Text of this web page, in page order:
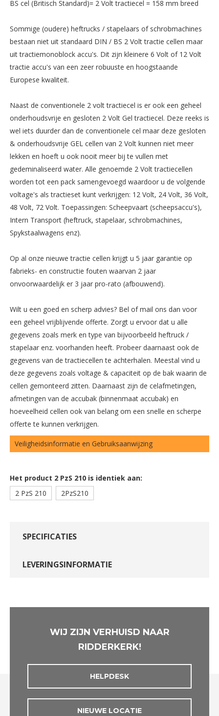
BS cel (Britisch Standard)= 2 Volt tractiecel = 158 mm breed
Sommige (oudere) heftrucks / stapelaars of schrobmachines
bestaan niet uit standaard DIN / BS 2 Volt tractie cellen maar
uit tractiemonoblock accu's. Dit zijn kleinere 6 Volt of 12 Volt
tractie accu's van een zeer robuuste en hoogstaande
Europese kwaliteit.
Naast de conventionele 2 volt tractiecel is er ook een geheel
onderhoudsvrije en gesloten 2 Volt Gel tractiecel. Deze reeks is
wel iets duurder dan de conventionele cel maar deze gesloten
& onderhoudsvrije GEL cellen van 2 Volt kunnen niet meer
lekken en hoeft u ook nooit meer bij te vullen met
gedeminaliseerd water. Alle genoemde 2 Volt tractiecellen
worden tot een pack samengevoegd waardoor u de volgende
voltage's als tractieset kunt verkrijgen: 12 Volt, 24 Volt, 36 Volt,
48 Volt, 72 Volt. Toepassingen: Scheepvaart (scheepsaccu's),
Intern Transport (heftruck, stapelaar, schrobmachines,
Spykstaalwagens enz).
Op al onze nieuwe tractie cellen krijgt u 5 jaar garantie op
fabrieks- en constructie fouten waarvan 2 jaar
onvoorwaardelijk er 3 jaar pro-rato (afbouwend).
Wilt u een goed en scherp advies? Bel of mail ons dan voor
een geheel vrijblijvende offerte. Zorgt u ervoor dat u alle
gegevens zoals merk en type van bijvoorbeeld heftruck /
stapelaar enz. voorhanden heeft. Probeer daarnaast ook de
gegevens van de tractiecellen te achterhalen. Meestal vind u
deze gegevens zoals voltage & capaciteit op de bak waarin de
cellen gemonteerd zitten. Daarnaast zijn de celafmetingen,
afmetingen van de accubak (binnenmaat accubak) en
hoeveelheid cellen ook van belang om een snelle en scherpe
offerte te kunnen verkrijgen.
Veiligheidsinformatie en Gebruiksaanwijzing
Het product 2 PzS 210 is identiek aan:
2 PzS 210
2PzS210
SPECIFICATIES
LEVERINGSINFORMATIE
WIJ ZIJN VERHUISD NAAR
RIDDERKERK!
HELPDESK
NIEUWE LOCATIE